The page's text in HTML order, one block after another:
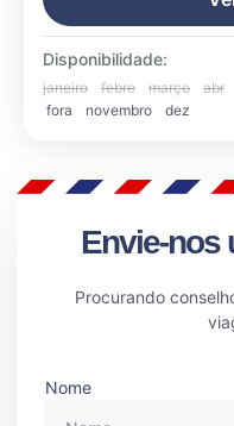
Disponibilidade:
janeiro febre março abr
fora
novembro dez
Envie-nos
Procurando
Nome